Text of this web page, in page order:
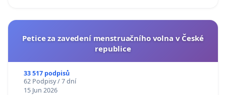
Petice za zavedení menstruačního volna v České
republice
33 517 podpisů
62 Podpisy / 7 dní
15 Jun 2026